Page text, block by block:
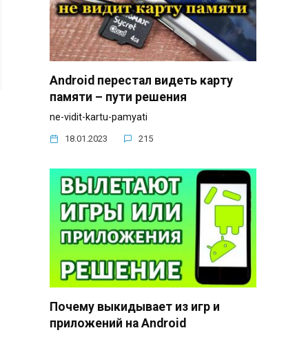
Android перестал видеть карту
памяти – пути решения
ne-vidit-kartu-pamyati
18.01.2023 215
Почему выкидывает из игр и
приложений на Android